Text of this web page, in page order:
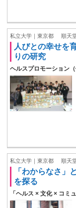
私立大学｜東京都 順天
人びとの幸せを
りの研究
ヘルスプロモーション
私立大学｜東京都 順天
「わからなさ」
を探る
「ヘルス × 文化 × コミ